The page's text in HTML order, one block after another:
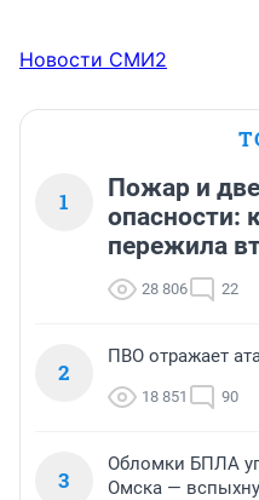
Новости СМИ2
1
Пожар и
опасности:
пережила
28 806 22
2
ПВО отражает
18 851 90
3
Обломки БПЛА
Омска —